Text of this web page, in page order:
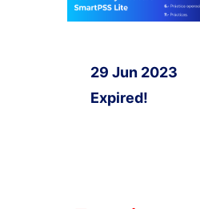
29 Jun 2023
Expired!